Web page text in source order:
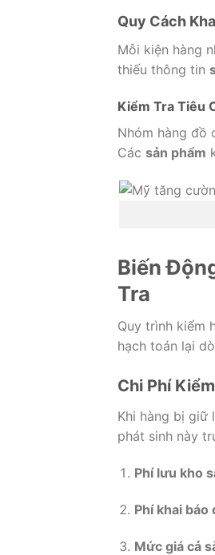
Quy Cách
Mỗi kiện hàng
thiếu thông tin
Kiểm Tra Tiêu
Nhóm hàng đồ
Các sản phẩm
Biến
Tra
Quy trình kiểm
hạch toán lại
Chi Phí
Khi hàng bị giữ
phát sinh này
Phí lưu kho
Phí khai báo
Mức giá cả